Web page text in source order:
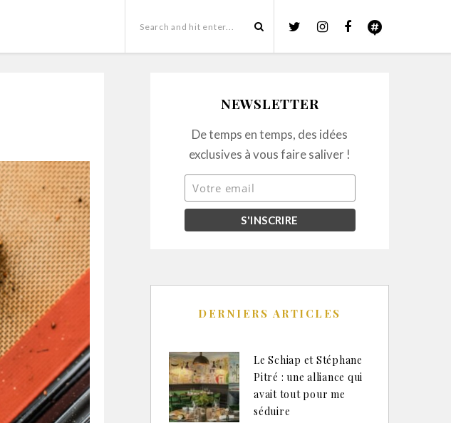
NEWSLETTER
De temps en temps, des idées
exclusives à vous faire saliver !
DERNIERS ARTICLES
Le Schiap et Stéphane
Pitré : une alliance qui
avait tout pour me
séduire